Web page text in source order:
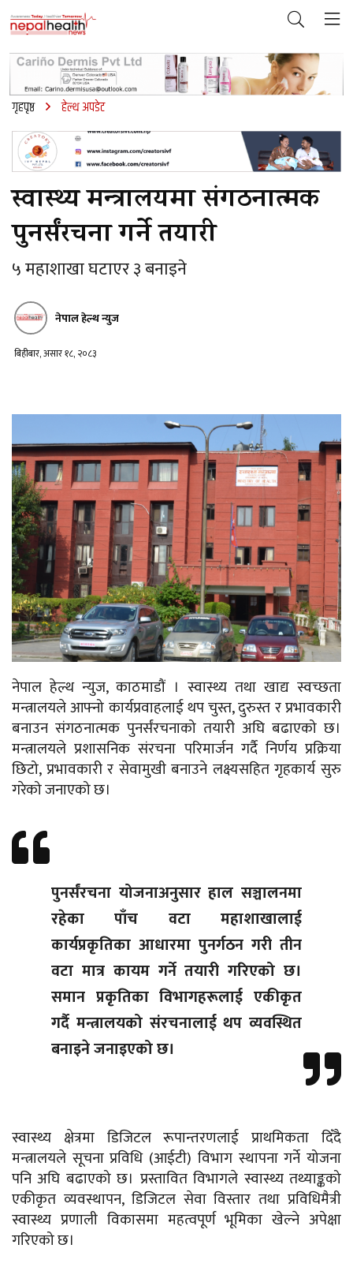
गृहपृष्ठ हेल्थ अपडेट
स्वास्थ्य मन्त्रालयमा संगठनात्मक
पुनर्संरचना गर्ने तयारी
५ महाशाखा घटाएर ३ बनाइने
नेपाल हेल्थ न्युज
बिहीबार, असार १८, २०८३
नेपाल हेल्थ न्युज, काठमाडौं । स्वास्थ्य तथा खाद्य स्वच्छता
मन्त्रालयले आफ्नो कार्यप्रवाहलाई थप चुस्त, दुरुस्त र प्रभावकारी
बनाउन संगठनात्मक पुनर्संरचनाको तयारी अघि बढाएको छ।
मन्त्रालयले प्रशासनिक संरचना परिमार्जन गर्दै निर्णय प्रक्रिया
छिटो, प्रभावकारी र सेवामुखी बनाउने लक्ष्यसहित गृहकार्य सुरु
गरेको जनाएको छ।
पुनर्संरचना योजनाअनुसार हाल सञ्चालनमा
रहेका पाँच वटा महाशाखालाई
कार्यप्रकृतिका आधारमा पुनर्गठन गरी तीन
वटा मात्र कायम गर्ने तयारी गरिएको छ।
समान प्रकृतिका विभागहरूलाई एकीकृत
गर्दै मन्त्रालयको संरचनालाई थप व्यवस्थित
बनाइने जनाइएको छ।
स्वास्थ्य क्षेत्रमा डिजिटल रूपान्तरणलाई प्राथमिकता दिँदै
मन्त्रालयले सूचना प्रविधि (आईटी) विभाग स्थापना गर्ने योजना
पनि अघि बढाएको छ। प्रस्तावित विभागले स्वास्थ्य तथ्याङ्कको
एकीकृत व्यवस्थापन, डिजिटल सेवा विस्तार तथा प्रविधिमैत्री
स्वास्थ्य प्रणाली विकासमा महत्वपूर्ण भूमिका खेल्ने अपेक्षा
गरिएको छ।